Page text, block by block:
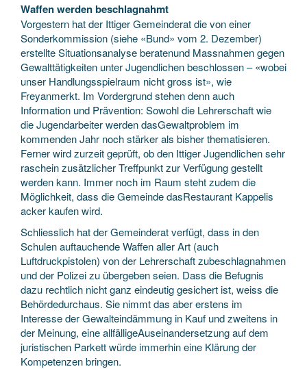
Waffen werden beschlagnahmt
Vorgestern hat der Ittiger Gemeinderat die von einer
Sonderkommission (siehe «Bund» vom 2. Dezember)
erstellte Situationsanalyse beratenund Massnahmen gegen
Gewalttätigkeiten unter Jugendlichen beschlossen – «wobei
unser Handlungsspielraum nicht gross ist», wie
Freyanmerkt. Im Vordergrund stehen denn auch
Information und Prävention: Sowohl die Lehrerschaft wie
die Jugendarbeiter werden dasGewaltproblem im
kommenden Jahr noch stärker als bisher thematisieren.
Ferner wird zurzeit geprüft, ob den Ittiger Jugendlichen sehr
raschein zusätzlicher Treffpunkt zur Verfügung gestellt
werden kann. Immer noch im Raum steht zudem die
Möglichkeit, dass die Gemeinde dasRestaurant Kappelis
acker kaufen wird.
Schliesslich hat der Gemeinderat verfügt, dass in den
Schulen auftauchende Waffen aller Art (auch
Luftdruckpistolen) von der Lehrerschaft zubeschlagnahmen
und der Polizei zu übergeben seien. Dass die Befugnis
dazu rechtlich nicht ganz eindeutig gesichert ist, weiss die
Behördedurchaus. Sie nimmt das aber erstens im
Interesse der Gewalteindämmung in Kauf und zweitens in
der Meinung, eine allfälligeAuseinandersetzung auf dem
juristischen Parkett würde immerhin eine Klärung der
Kompetenzen bringen.